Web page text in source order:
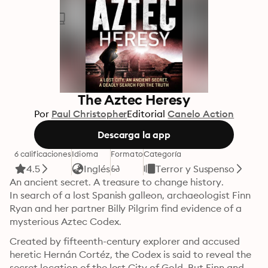
The Aztec Heresy
Por Paul ChristopherEditorial Canelo Action
Descarga la app
6 calificaciones
4.5
Idioma
Inglés
FormatoCategoría
Terror y Suspenso
An ancient secret. A treasure to change history.
In search of a lost Spanish galleon, archaeologist Finn
Ryan and her partner Billy Pilgrim find evidence of a
Created by fifteenth-century explorer and accused
heretic Hernán Cortéz, the Codex is said to reveal the